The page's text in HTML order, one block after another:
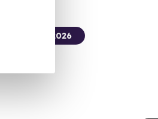
už 12. 08. 2026